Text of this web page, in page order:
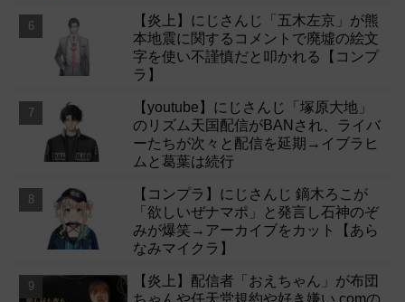
【炎上】にじさんじ「五木左京」が熊
本地震に関するコメントで廃墟の絵文
字を使い不謹慎だと叩かれる【コンプ
ラ】
【youtube】にじさんじ「塚原大地」
のリズム天国配信がBANされ、ライバ
ーたちが次々と配信を延期→イブラヒ
ムと葛葉は続行
【コンプラ】にじさんじ 鏑木ろこが
「欲しいぜナマポ」と発言し石神のぞ
みが爆笑→アーカイブをカット【あら
なみマイクラ】
【炎上】配信者「おえちゃん」が布団
ちゃんや任天堂規約や好き嫌い.comの